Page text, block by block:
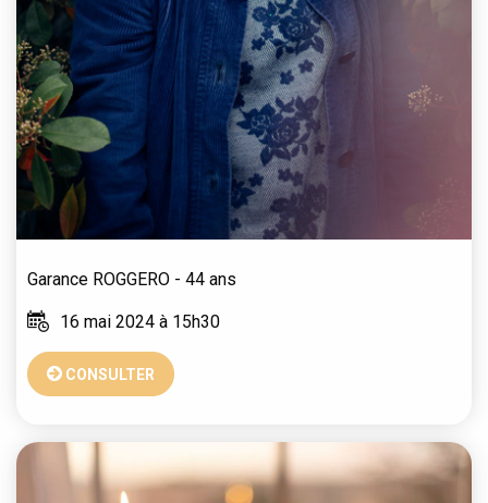
Garance ROGGERO - 44 ans
16 mai 2024 à 15h30
CONSULTER